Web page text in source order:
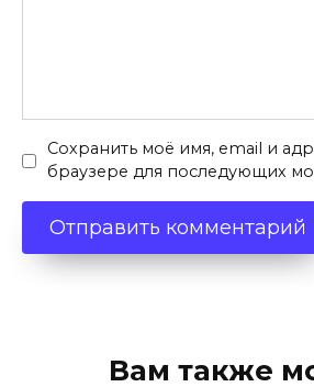
Сохранить моё имя, email и
браузере для последующих
Вам также